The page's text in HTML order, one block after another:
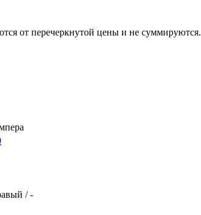
перечеркнутой цены и не суммируются.
/ -